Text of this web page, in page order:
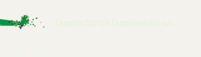
Fieseler Storch Flugsimulator e.V.